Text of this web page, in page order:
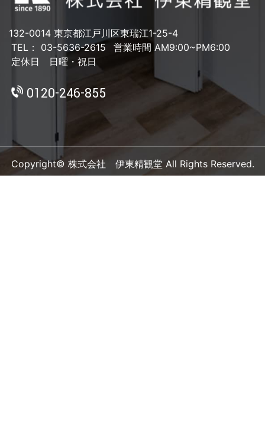
132-0014 東京都江戸川区東瑞江1-25-4
TEL： 03-5636-2615
営業時間 AM9:00~PM6:00
定休日 日曜・祝日
0120-246-855
Copyright© 株式会社 伊東精観堂 All Rights Reserved.